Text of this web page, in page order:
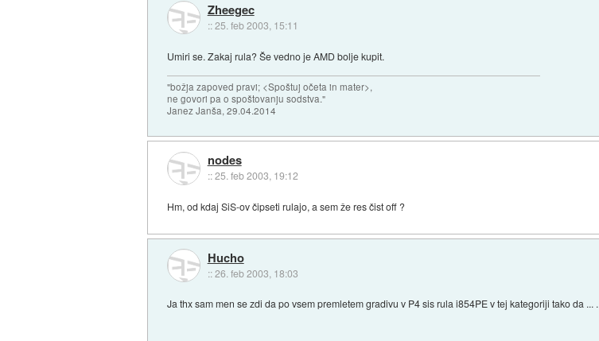
Zheegec
::25. feb 2003, 15:11
Umiri se. Zakaj rula? Še vedno je AMD bolje kupit.
"božja zapoved pravi; <Spoštuj očeta in mater>,
ne govori pa o spoštovanju sodstva."
Janez Janša, 29.04.2014
nodes
::25. feb 2003, 19:12
Hm, od kdaj SiS-ov čipseti rulajo, a sem že res čist off ?
Hucho
::26. feb 2003, 18:03
Ja thx sam men se zdi da po vsem premletem gradivu v P4 sis rula i854PE v tej kategoriji tako da ... .